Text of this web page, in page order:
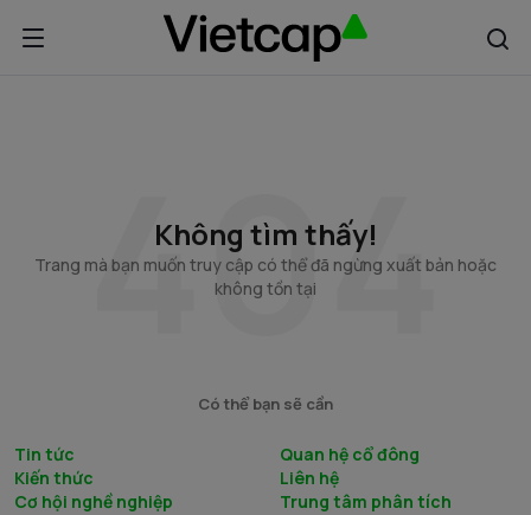
Không tìm thấy!
Trang mà bạn muốn truy cập có thể đã ngừng xuất bản hoặc
không tồn tại
Có thể bạn sẽ cần
Tin tức
Quan hệ cổ đông
Kiến thức
Liên hệ
Cơ hội nghề nghiệp
Trung tâm phân tích